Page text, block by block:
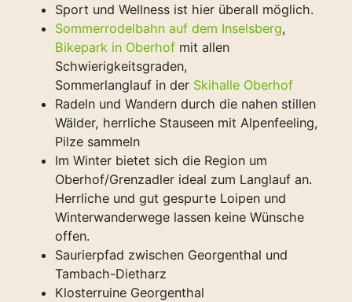
Sport und Wellness ist hier überall möglich.
Sommerrodelbahn auf dem Inselsberg,
Bikepark in Oberhof mit allen
Schwierigkeitsgraden,
Sommerlanglauf in der Skihalle Oberhof
Radeln und Wandern durch die nahen stillen
Wälder, herrliche Stauseen mit Alpenfeeling,
Pilze sammeln
Im Winter bietet sich die Region um
Oberhof/Grenzadler ideal zum Langlauf an.
Herrliche und gut gespurte Loipen und
Winterwanderwege lassen keine Wünsche
offen.
Saurierpfad zwischen Georgenthal und
Tambach-Dietharz
Klosterruine Georgenthal